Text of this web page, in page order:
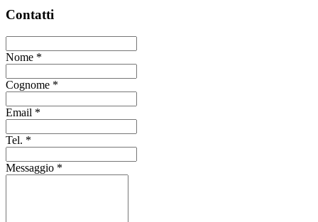
Contatti
Nome *
Cognome *
Email *
Tel. *
Messaggio *